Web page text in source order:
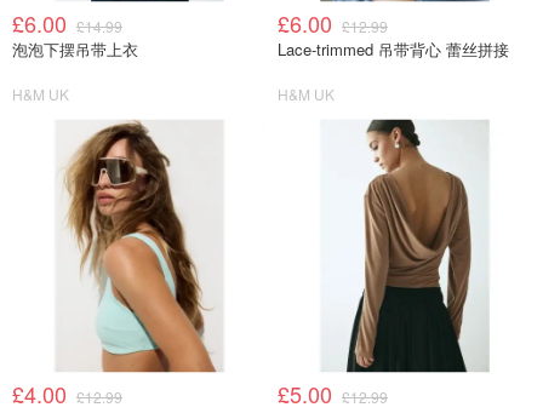
£6.00 £14.99
泡泡下摆吊带上衣
H&M UK
£6.00 £12.99
Lace-trimmed 吊带背心 蕾丝拼接
H&M UK
£4.00 £12.99 £5.00 £12.99